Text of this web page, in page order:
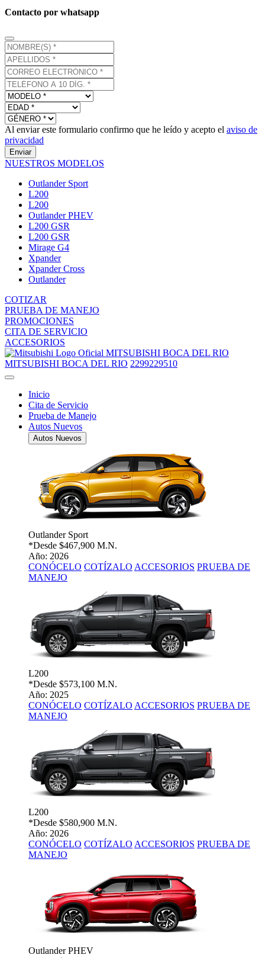
Contacto por whatsapp
Al enviar este formulario confirmo que he leído y acepto el aviso de
privacidad
Enviar
NUESTROS MODELOS
Outlander Sport
L200
L200
Outlander PHEV
L200 GSR
L200 GSR
Mirage G4
Xpander
Xpander Cross
Outlander
COTIZAR
PRUEBA DE MANEJO
PROMOCIONES
CITA DE SERVICIO
ACCESORIOS
MITSUBISHI BOCA DEL RIO
MITSUBISHI BOCA DEL RIO 2299229510
Inicio
Cita de Servicio
Prueba de Manejo
Autos Nuevos
Autos Nuevos
Outlander Sport
*Desde $467,900 M.N.
Año: 2026
CONÓCELO COTÍZALO ACCESORIOS PRUEBA DE
MANEJO
L200
*Desde $573,100 M.N.
Año: 2025
CONÓCELO COTÍZALO ACCESORIOS PRUEBA DE
MANEJO
L200
*Desde $580,900 M.N.
Año: 2026
CONÓCELO COTÍZALO ACCESORIOS PRUEBA DE
MANEJO
Outlander PHEV